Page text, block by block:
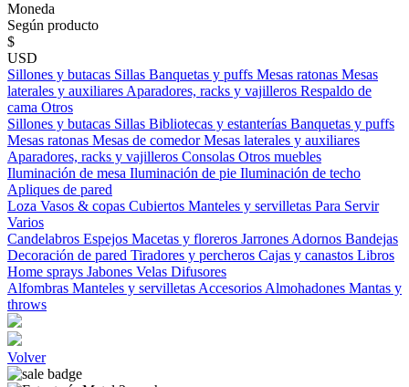
Moneda
Según producto
$
USD
Sillones y butacas Sillas Banquetas y puffs Mesas ratonas Mesas
laterales y auxiliares Aparadores, racks y vajilleros Respaldo de
cama Otros
Sillones y butacas Sillas Bibliotecas y estanterías Banquetas y puffs
Mesas ratonas Mesas de comedorMesas laterales y auxiliares
Aparadores, racks y vajilleros Consolas Otros muebles
Iluminación de mesa Iluminación de pie Iluminación de techo
Apliques de pared
Loza Vasos & copas Cubiertos Manteles y servilletas Para Servir
Varios
Candelabros Espejos Macetas y floreros Jarrones Adornos Bandejas
Decoración de pared Tiradores y percheros Cajas y canastos Libros
Home sprays Jabones Velas Difusores
Alfombras Manteles y servilletas Accesorios Almohadones Mantas y
throws
Volver